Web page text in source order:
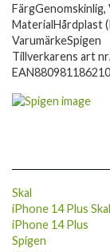
FärgGenomskinlig,
MaterialHårdplast
VarumärkeSpigen
Tillverkarens art nr
EAN
Skal
iPhone 14 Plus Skal
iPhone 14 Plus
Spigen